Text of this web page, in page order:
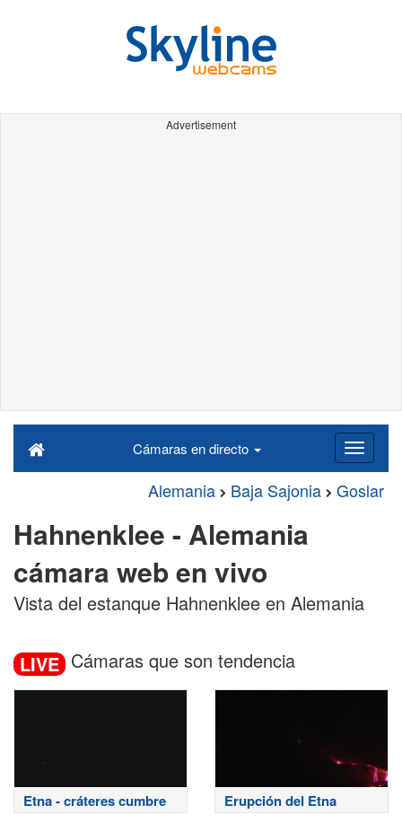
Advertisement
Cámaras en directo
Alemania Baja Sajonia Goslar
Hahnenklee - Alemania
cámara web en vivo
Vista del estanque Hahnenklee en Alemania
LIVE Cámaras que son tendencia
Etna - cráteres cumbre Erupción del Etna